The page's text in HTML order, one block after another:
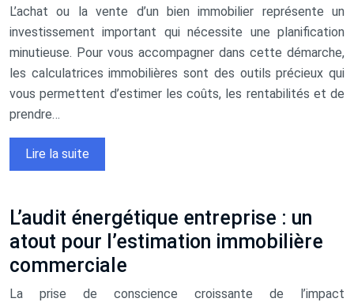
L’achat ou la vente d’un bien immobilier représente un
investissement important qui nécessite une planification
minutieuse. Pour vous accompagner dans cette démarche,
les calculatrices immobilières sont des outils précieux qui
vous permettent d’estimer les coûts, les rentabilités et de
prendre…
Lire la suite
L’audit énergétique entreprise : un
atout pour l’estimation immobilière
commerciale
La prise de conscience croissante de l’impact